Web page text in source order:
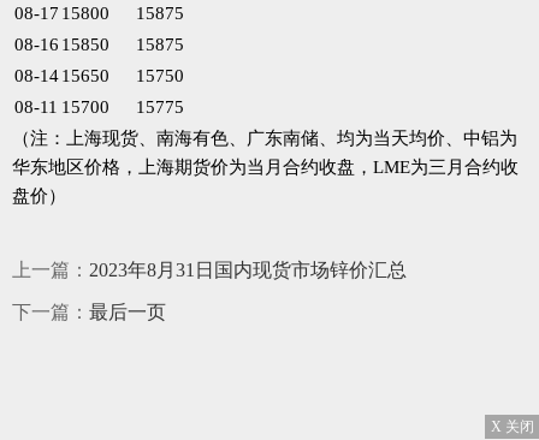
08-17 15800
15875
08-16 15850
15875
08-1415650
15750
08-11 15700
15775
（注：上海现货、南海有色、广东南储、均为当天均价、中铝为
华东地区价格，上海期货价为当月合约收盘，LME为三月合约收
盘价）
上一篇： 2023年8月31日国内现货市场锌价汇总
下一篇： 最后一页
X 关闭